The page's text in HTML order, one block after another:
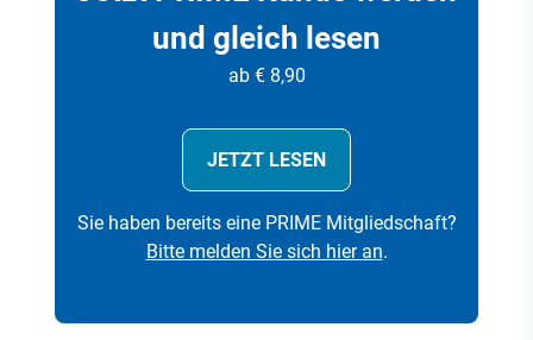
und gleich lesen
ab € 8,90
JETZT LESEN
Sie haben bereits eine PRIME Mitgliedschaft?
Bitte melden Sie sich hier an.